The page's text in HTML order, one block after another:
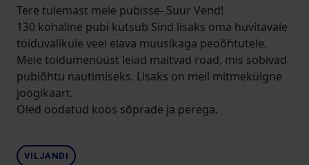
Tere tulemast meie pubisse- Suur Vend!
130 kohaline pubi kutsub Sind lisaks oma huvitavale
toiduvalikule veel elava muusikaga peoõhtutele.
Meie toidumenüüst leiad maitvad road, mis sobivad
pubiõhtu nautimiseks. Lisaks on meil mitmekülgne
joogikaart.
Oled oodatud koos sõprade ja perega.
VILJANDI